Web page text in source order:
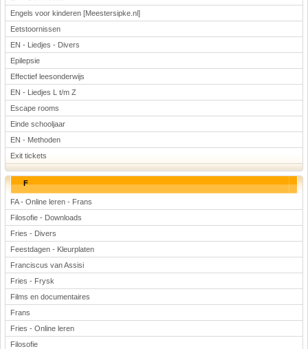
Engels voor kinderen [Meestersipke.nl]
Eetstoornissen
EN - Liedjes - Divers
Epilepsie
Effectief leesonderwijs
EN - Liedjes L t/m Z
Escape rooms
Einde schooljaar
EN - Methoden
Exit tickets
F
FA - Online leren - Frans
Filosofie - Downloads
Fries - Divers
Feestdagen - Kleurplaten
Franciscus van Assisi
Fries - Frysk
Films en documentaires
Frans
Fries - Online leren
Filosofie